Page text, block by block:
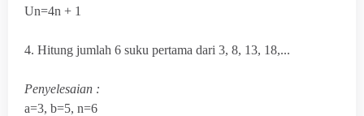
Un=4n + 1
4. Hitung jumlah 6 suku pertama dari 3, 8, 13, 18,...
Penyelesaian :
a=3, b=5, n=6